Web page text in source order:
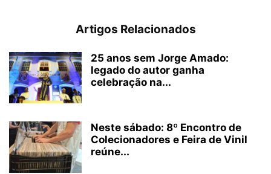
Artigos Relacionados
25 anos sem Jorge Amado:
legado do autor ganha
celebração na...
Neste sábado: 8º Encontro de
Colecionadores e Feira de Vinil
reúne...